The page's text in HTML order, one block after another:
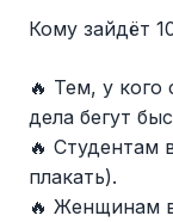
Кому зайдёт
🔥 Тем, у
дела бегут
🔥 Студентам
плакать).
🔥 Женщинам